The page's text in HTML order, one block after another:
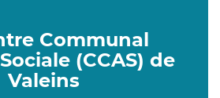
Communal
(CCAS) de
Valeins